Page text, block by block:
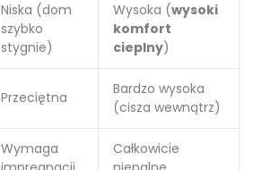
Niska (dom
szybko
stygnie)
Wysoka (wysoki
komfort
cieplny)
Przeciętna
Bardzo wysoka
(cisza wewnątrz)
Wymaga
Całkowicie